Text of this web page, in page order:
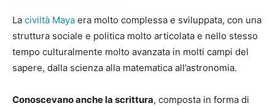
La civiltà Maya era molto complessa e sviluppata, con una
struttura sociale e politica molto articolata e nello stesso
tempo culturalmente molto avanzata in molti campi del
sapere, dalla scienza alla matematica all’astronomia.
Conoscevano anche la scrittura, composta in forma di